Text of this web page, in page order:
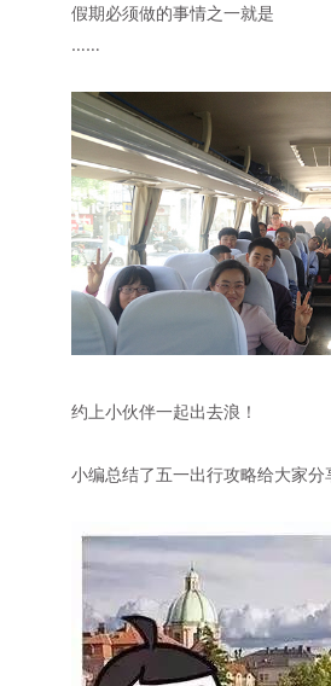
假期必须做的事情之一就是
……
约上小伙伴一起出去浪！
小编总结了五一出行攻略给大家分